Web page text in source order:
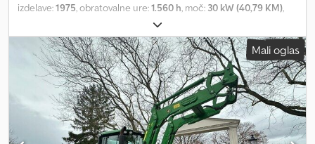
izdelave:1975 , obratovalne ure:1.560 h , moč: 30 kW (40,79 KM)
, vrsta goriva:
03/1975, barva:zelen, skupna masa:2.320 kg, Popolnoma delujoč
JOHN DEERE 920 z rezilno barsko kosilnico. MALO DELOVNIH UR!!!
Codpfx Ahszcvl Hofoha Tehnični pregled (TÜV) po želji NOV Vozilo
je mogoče dostaviti po želji
Mali oglas